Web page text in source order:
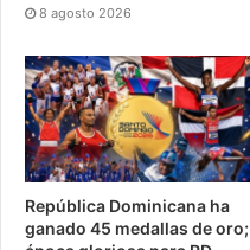
8 agosto 2026
República Dominicana ha
ganado 45 medallas de oro;